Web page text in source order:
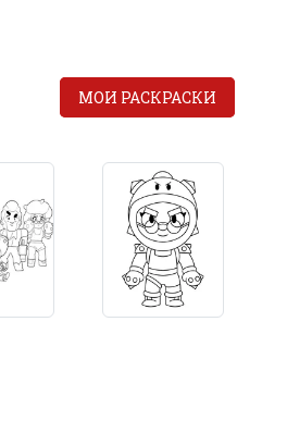
МОИ РАСКРАСКИ